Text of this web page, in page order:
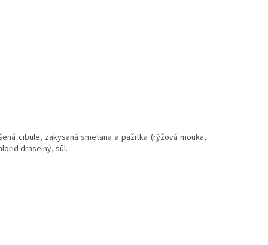
cibule, zakysaná smetana a pažitka (rýžová mouka,
draselný, sůl.